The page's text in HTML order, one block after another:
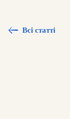
Всі статті